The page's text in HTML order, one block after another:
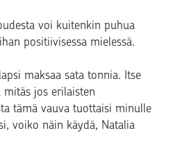
voi kuitenkin puhua
positiivisessa mielessä.
maksaa sata tonnia. Itse
jos erilaisten
tämä vauva tuottaisi minulle
voiko näin käydä, Natalia